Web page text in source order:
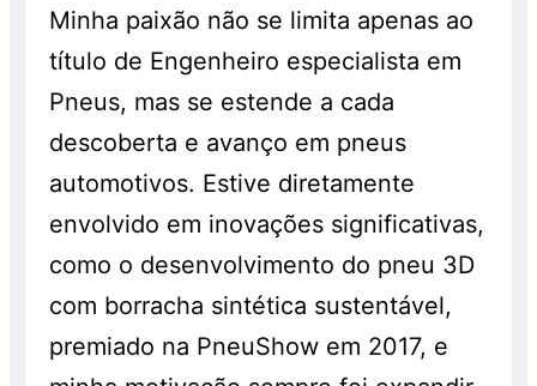
Minha paixão não se limita apenas ao
título de Engenheiro especialista em
Pneus, mas se estende a cada
descoberta e avanço em pneus
automotivos. Estive diretamente
envolvido em inovações significativas,
como o desenvolvimento do pneu 3D
com borracha sintética sustentável,
premiado na PneuShow em 2017, e